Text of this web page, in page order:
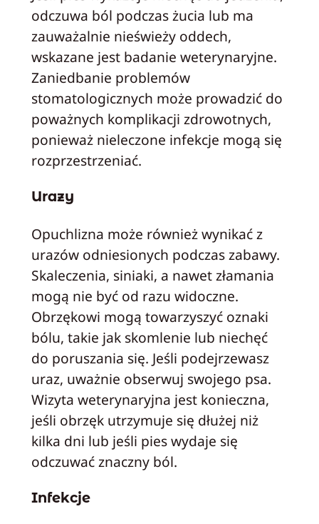
odczuwa ból podczas żucia lub ma
zauważalnie nieświeży oddech,
wskazane jest badanie weterynaryjne.
Zaniedbanie problemów
stomatologicznych może prowadzić do
poważnych komplikacji zdrowotnych,
ponieważ nieleczone infekcje mogą się
rozprzestrzeniać.
Urazy
Opuchlizna może również wynikać z
urazów odniesionych podczas zabawy.
Skaleczenia, siniaki, a nawet złamania
mogą nie być od razu widoczne.
Obrzękowi mogą towarzyszyć oznaki
bólu, takie jak skomlenie lub niechęć
do poruszania się. Jeśli podejrzewasz
uraz, uważnie obserwuj swojego psa.
Wizyta weterynaryjna jest konieczna,
jeśli obrzęk utrzymuje się dłużej niż
kilka dni lub jeśli pies wydaje się
odczuwać znaczny ból.
Infekcje